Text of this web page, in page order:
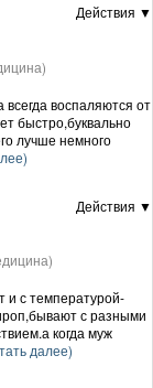
Действия ▼
воспаляются от
быстро,буквально
лучше немного
Действия ▼
и с температурой-
с разными
когда муж
далее)